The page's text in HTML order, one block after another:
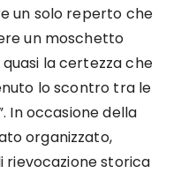
un solo reperto che
un moschetto
la certezza che
lo scontro tra le
In occasione della
organizzato,
rievocazione storica